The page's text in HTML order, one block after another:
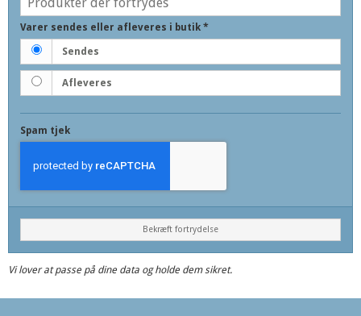
Varer sendes eller afleveres i butik *
Sendes
Afleveres
Spam tjek
Bekræft fortrydelse
Vi lover at passe på dine data og holde dem sikret.